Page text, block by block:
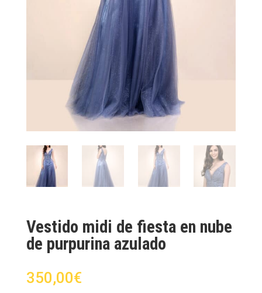
Vestido midi de fiesta en nube
de purpurina azulado
350,00€